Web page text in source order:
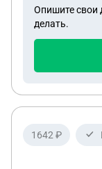
Опишите свои
делать.
1642 ₽